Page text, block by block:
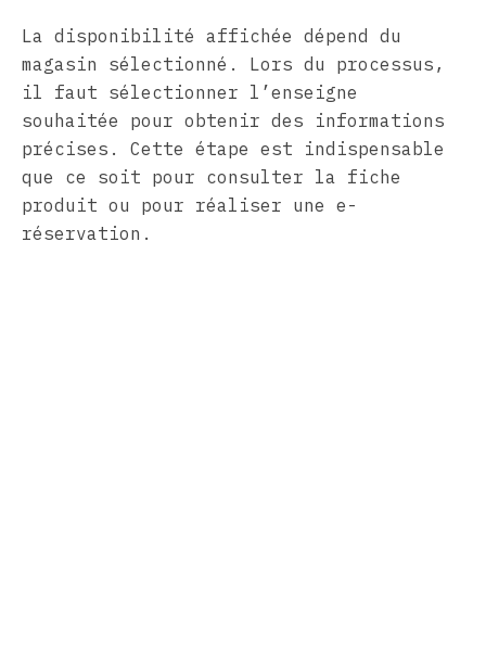
La disponibilité affichée dépend du
magasin sélectionné. Lors du processus,
il faut sélectionner l’enseigne
souhaitée pour obtenir des informations
précises. Cette étape est indispensable
que ce soit pour consulter la fiche
produit ou pour réaliser une e-
réservation.